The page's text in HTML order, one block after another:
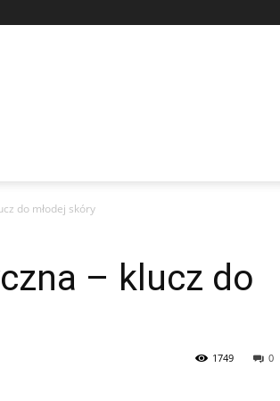
do młodej skóry
– klucz do
0
1749